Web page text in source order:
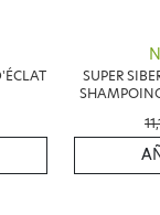
SUPER